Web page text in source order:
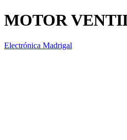
MOTOR
Electrónica Madrigal